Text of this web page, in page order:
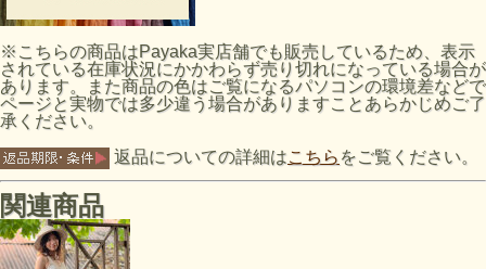
※こちらの商品はPayaka実店舗でも販売しているため、表示
されている在庫状況にかかわらず売り切れになっている場合が
あります。また商品の色はご覧になるパソコンの環境差などで
ページと実物では多少違う場合がありますことあらかじめご了
承ください。
返品についての詳細はこちら をご覧ください。
関連商品